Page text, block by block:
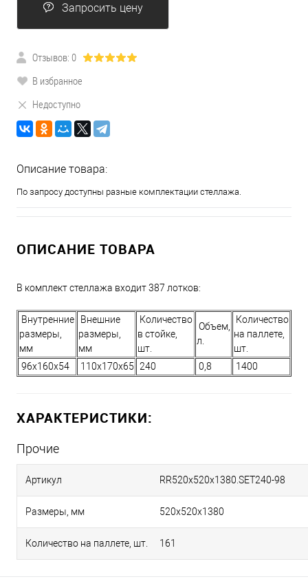
Запросить цену
Отзывов: 0
В избранное
Недоступно
Описание товара:
По запросу доступны разные комплектации стеллажа.
ОПИСАНИЕ ТОВАРА
В комплект стеллажа входит 387 лотков:
Внутренние
размеры,
мм
Внешние
размеры,
мм
Количество
в стойке,
шт.
Объем,
л.
Количество
на паллете,
шт.
96х160х54
110х170х65 240 0,8 1400
ХАРАКТЕРИСТИКИ:
Прочие
Артикул RR520х520х1380.SET240-98
Размеры, мм 520х520х1380
Количество на паллете, шт. 161